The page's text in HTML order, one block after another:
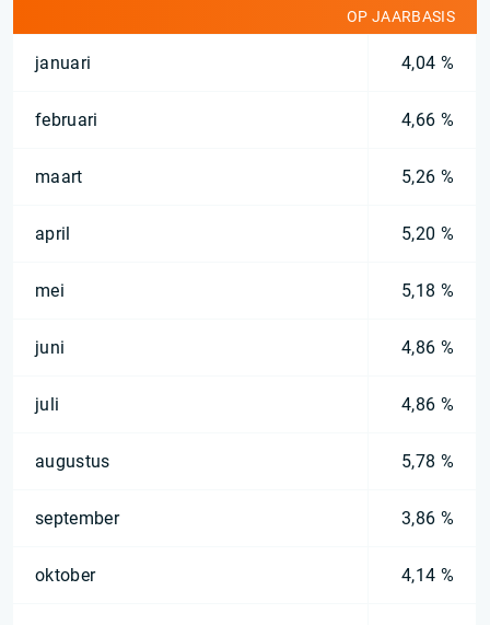
OP JAARBASIS
januari 4,04 %
februari 4,66 %
maart 5,26 %
april 5,20 %
mei 5,18 %
juni 4,86 %
juli 4,86 %
augustus 5,78 %
september 3,86 %
oktober 4,14 %